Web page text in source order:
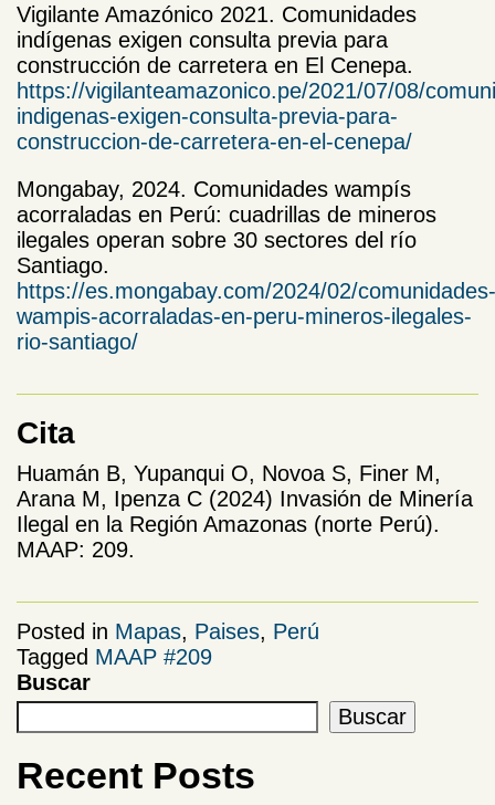
Vigilante Amazónico 2021. Comunidades
indígenas exigen consulta previa para
construcción de carretera en El Cenepa.
https://vigilanteamazonico.pe/2021/07/08/
indigenas-exigen-consulta-previa-para-
construccion-de-carretera-en-el-cenepa/
Mongabay, 2024. Comunidades wampís
acorraladas en Perú: cuadrillas de mineros
ilegales operan sobre 30 sectores del río
Santiago.
https://es.mongabay.com/2024/02/comunidades-
wampis-acorraladas-en-peru-mineros-ilegales-
rio-santiago/
Cita
Huamán B, Yupanqui O, Novoa S, Finer M,
Arana M, Ipenza C (2024) Invasión de Minería
Ilegal en la Región Amazonas (norte Perú).
MAAP: 209.
Posted in Mapas, Paises, Perú
Tagged MAAP #209
Buscar
Buscar
Recent Posts